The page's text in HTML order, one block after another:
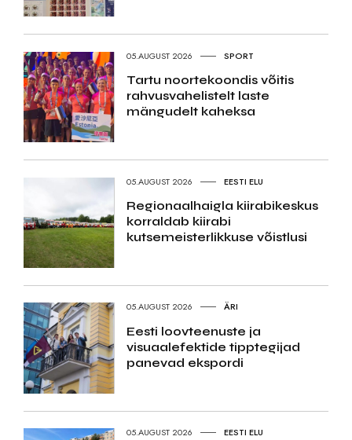
05.AUGUST 2026 SPORT
Tartu noortekoondis võitis
rahvusvahelistelt laste
mängudelt kaheksa
05.AUGUST 2026 EESTI ELU
Regionaalhaigla kiirabikeskus
korraldab kiirabi
kutsemeisterlikkuse võistlusi
05.AUGUST 2026 ÄRI
Eesti loovteenuste ja
visuaalefektide tipptegijad
panevad ekspordi
05.AUGUST 2026 EESTI ELU